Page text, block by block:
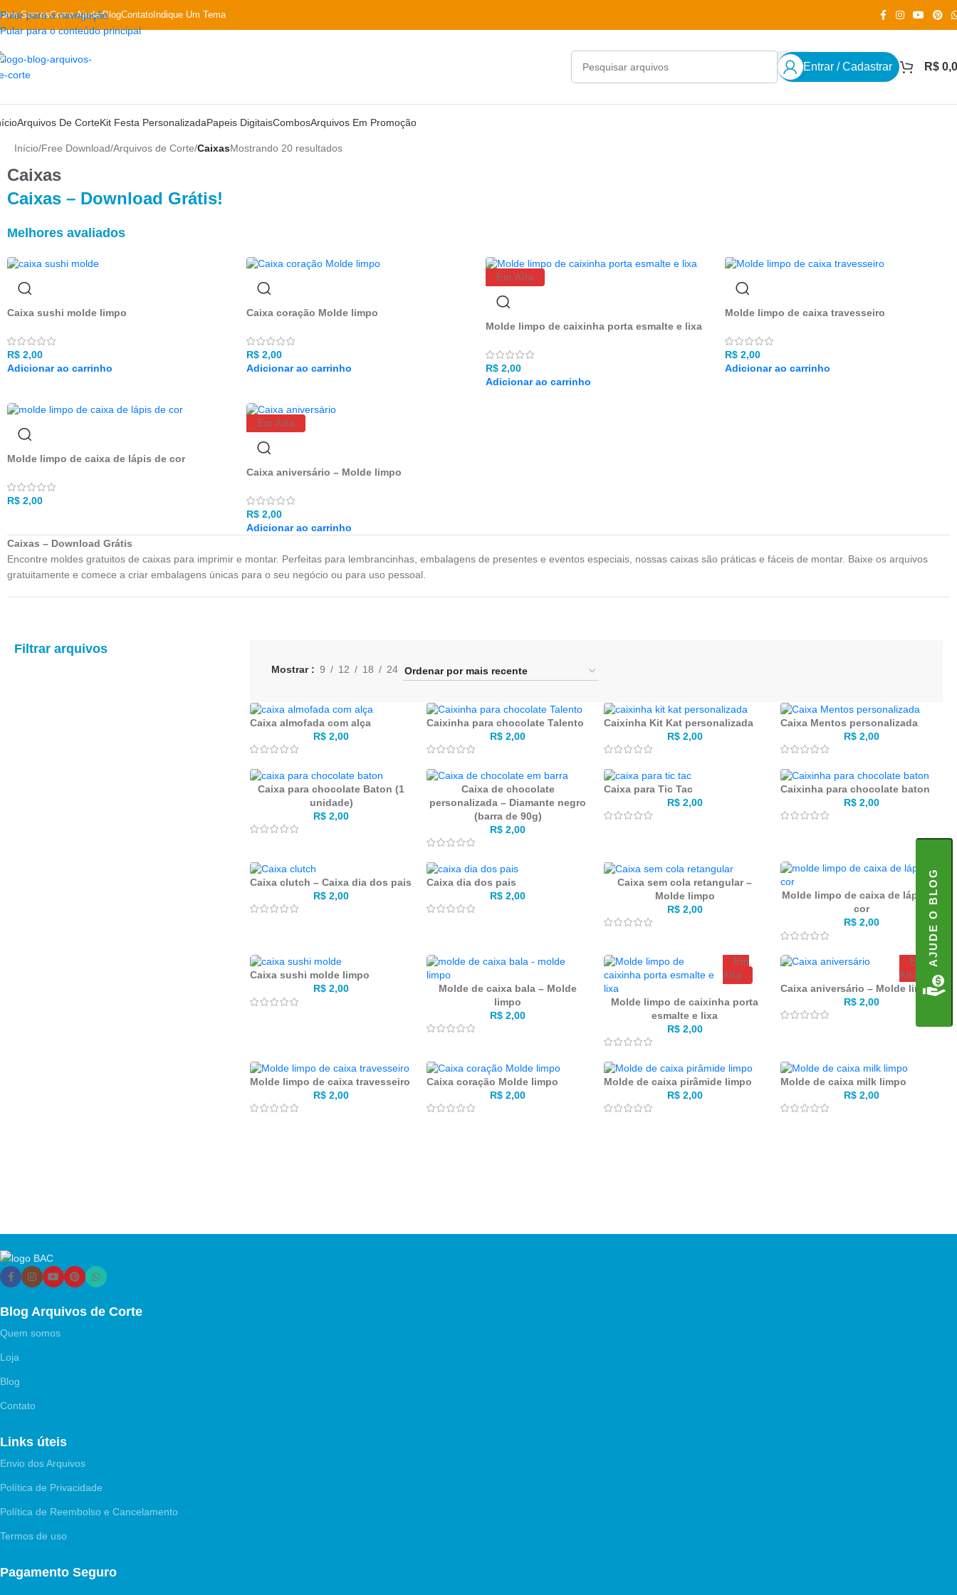
Pular para a navegação
Pular para o conteúdo principal
SomosComo AjudarBlogContato Indique Um Tema
Entrar / Cadastrar R$
Arquivos De CorteKit Festa PersonalizadaPapeis DigitaisCombosArquivos Em Promoção
Início/Free Download/Arquivos de Corte/CaixasMostrando 20 resultados
Caixas
Caixas – Download Grátis!
Melhores avaliados
Caixa sushi molde limpo
R$ 2,00
Adicionar ao carrinho
Caixa coração Molde limpo
R$ 2,00
Adicionar ao carrinho
Em Alta
Molde limpo de caixinha porta esmalte e lixa
R$ 2,00
Adicionar ao carrinho
Molde limpo de caixa travesseiro
R$ 2,00
Adicionar ao carrinho
Molde limpo de caixa de lápis de cor
R$ 2,00
Em Alta
Caixa aniversário – Molde limpo
R$ 2,00
Adicionar ao carrinho
Caixas – Download Grátis
Encontre moldes gratuitos de caixas para imprimir e montar. Perfeitas para lembrancinhas, embalagens de presentes e eventos especiais, nossas caixas são práticas e fáceis de montar. Baixe os arquivos
gratuitamente e comece a criar embalagens únicas para o seu negócio ou para uso pessoal.
Filtrar arquivos
Mostrar 9 12 18 24
Caixa almofada com alça
R$ 2,00
Caixinha para chocolate Talento
R$ 2,00
Caixinha Kit Kat personalizada
R$2,00
Caixa Mentos personalizada
R$2,00
Caixa para chocolate Baton (1
unidade)
R$ 2,00
Caixa de chocolate
personalizada – Diamante negro
(barra de 90g)
R$ 2,00
Caixa para Tic Tac
R$2,00
Caixinha para chocolate baton
R$2,00
Caixa clutch – Caixa dia dos pais
R$ 2,00
Caixa dia dos pais
R$ 2,00
Caixa sem cola retangular –
Molde limpo
R$2,00
Molde limpo de caixa de lápis de
cor
R$2,00
Caixa sushi molde limpo
R$ 2,00
Molde de caixa bala – Molde
limpo
R$ 2,00
Em
Alta
Molde limpo de caixinha porta
esmalte e lixa
R$2,00
Em
Alta
Caixa aniversário – Molde limpo
R$2,00
Molde limpo de caixa travesseiro
R$ 2,00
Caixa coração Molde limpo
R$ 2,00
Molde de caixa pirâmide limpo
R$2,00
Molde de caixa milk limpo
R$2,00
Blog Arquivos de Corte
Quem somos
Loja
Blog
Contato
Links úteis
Envio dos Arquivos
Política de Privacidade
Política de Reembolso e Cancelamento
Termos de uso
Pagamento Seguro
AJUDE O BLOG